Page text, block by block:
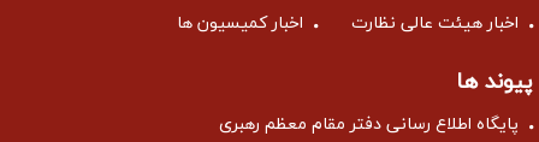
اخبار هیئت عالی نظارت اخبار کمیسیون ها
پیوند ها
پایگاه اطلاع رسانی دفتر مقام معظم رهبری